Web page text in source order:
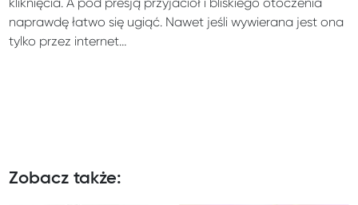
naprawdę łatwo się ugiąć. Nawet jeśli wywierana jest ona
tylko przez internet…
Zobacz także: